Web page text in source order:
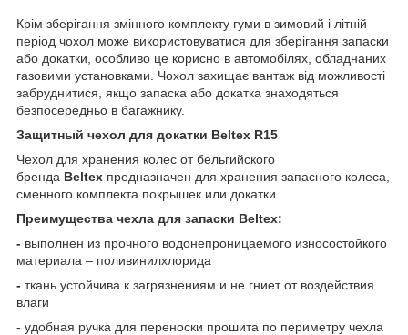
Крім зберігання змінного комплекту гуми в зимовий і літній
період чохол може використовуватися для зберігання запаски
або докатки, особливо це корисно в автомобілях, обладнаних
газовими установками. Чохол захищає вантаж від можливості
забруднитися, якщо запаска або докатка знаходяться
безпосередньо в багажнику.
Защитный чехол для докатки Beltex R15
Чехол для хранения колес от бельгийского
бренда Beltex предназначен для хранения запасного колеса,
сменного комплекта покрышек или докатки.
Преимущества чехла для запаски Beltex:
- выполнен из прочного водонепроницаемого износостойкого
материала – поливинилхлорида
- ткань устойчива к загрязнениям и не гниет от воздействия
влаги
- удобная ручка для переноски прошита по периметру чехла